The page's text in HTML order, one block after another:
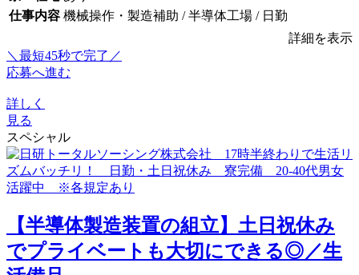
仕事内容 機械操作・製造補助 / 半導体工場 / 日勤
詳細を表示
＼最短45秒で完了／
応募へ進む
詳しく
見る
スペシャル
【半導体製造装置の組立】土日祝休み
でプライベートも大切にできる◎／生